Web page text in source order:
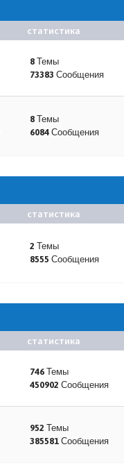
статистика
8 Темы
73383 Сообщения
8 Темы
6084 Сообщения
статистика
2 Темы
8555 Сообщения
статистика
746 Темы
450902 Сообщения
952 Темы
385581 Сообщения